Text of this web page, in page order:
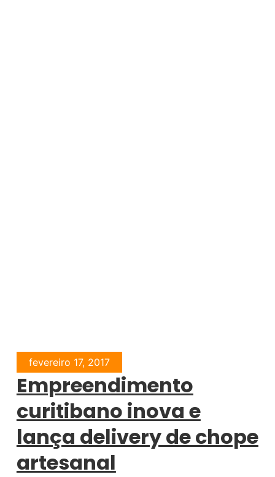
fevereiro 17, 2017
Empreendimento
curitibano inova e
lança delivery de chope
artesanal